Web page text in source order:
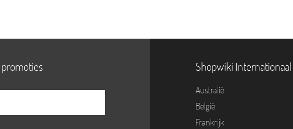
Shopwiki Internationaal
Australië
België
Frankrijk